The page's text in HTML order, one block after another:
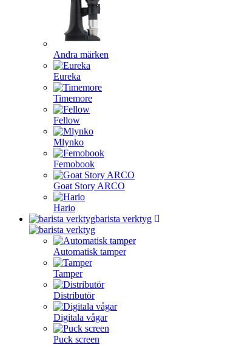
Andra märken
Eureka
Timemore
Fellow
Mlynko
Femobook
Goat Story ARCO
Hario
barista verktyg
Automatisk tamper
Tamper
Distributör
Digitala vågar
Puck screen